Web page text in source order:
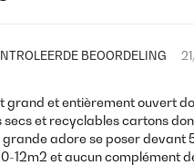
BEOORDELING
grand et entièrement ouvert
et recyclables cartons
adore se poser devant
12m2 et aucun complément